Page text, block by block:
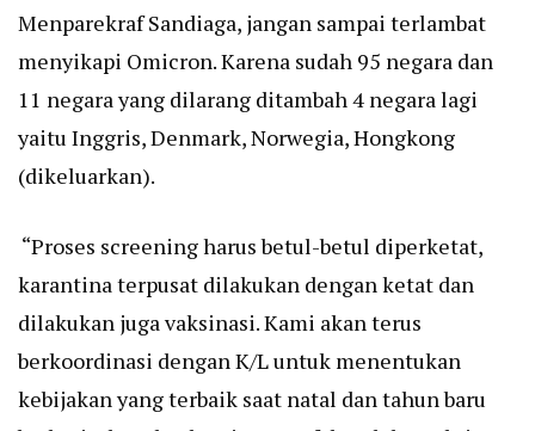
Menparekraf Sandiaga, jangan sampai terlambat
menyikapi Omicron. Karena sudah 95 negara dan
11 negara yang dilarang ditambah 4 negara lagi
yaitu Inggris, Denmark, Norwegia, Hongkong
(dikeluarkan).
“Proses screening harus betul-betul diperketat,
karantina terpusat dilakukan dengan ketat dan
dilakukan juga vaksinasi. Kami akan terus
berkoordinasi dengan K/L untuk menentukan
kebijakan yang terbaik saat natal dan tahun baru